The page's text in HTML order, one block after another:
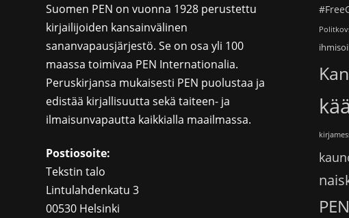
Suomen PEN on vuonna 1928 perustettu
kirjailijoiden kansainvälinen
sananvapausjärjestö. Se on osa yli 100
maassa toimivaa PEN Internationalia.
Peruskirjansa mukaisesti PEN puolustaa ja
edistää kirjallisuutta sekä taiteen- ja
ilmaisunvapautta kaikkialla maailmassa.
Postiosoite:
Tekstin talo
Lintulahdenkatu 3
00530 Helsinki